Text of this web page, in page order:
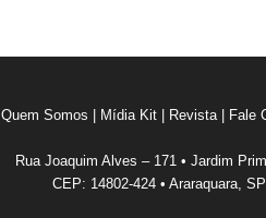
Quem Somos | Mídia Kit | Revista | Fale
Rua Joaquim Alves – 171 • Jardim
CEP: 14802-424 • Araraquara, SP